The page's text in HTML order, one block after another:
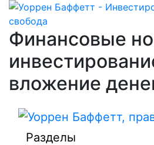
Финансовые
вложение
Разделы